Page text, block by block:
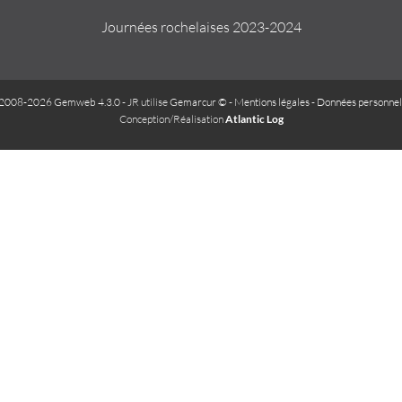
Journées rochelaises 2023-2024
2026 Gemweb 4.3.0- JR utiliseGemarcur © - Mentions légales- Données
Conception/RéalisationAtlantic Log